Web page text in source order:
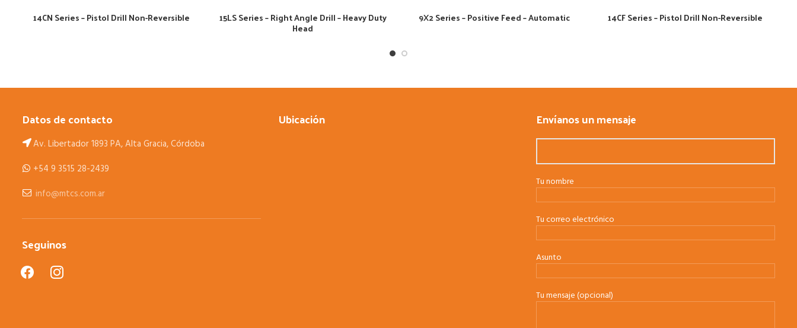
14CN Series – Pistol Drill Non-Reversible 15LS Series – Right Angle Drill – Heavy Duty
Head
9X2 Series – Positive Feed – Automatic 14CF Series – Pistol Drill Non-Reversible
Datos de contacto
Av. Libertador 1893 PA, Alta Gracia, Córdoba
+54 9 3515 28-2439
info@mtcs.com.ar
Seguinos
facebookinstagram
Ubicación Envíanos un mensaje
Tu nombre
Tu correo electrónico
Asunto
Tu mensaje (opcional)